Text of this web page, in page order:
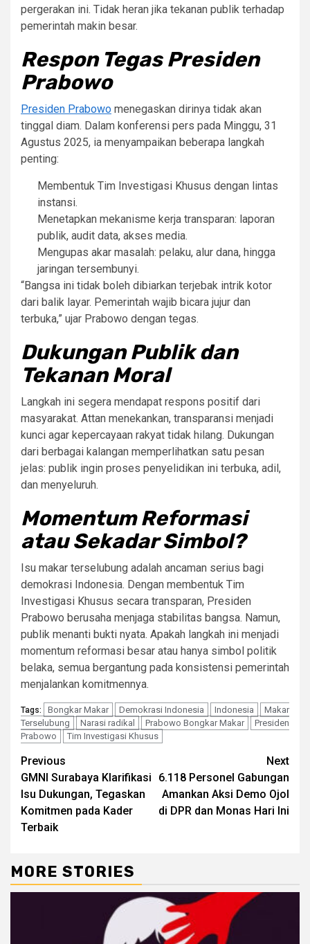
pergerakan ini. Tidak heran jika tekanan publik terhadap
pemerintah makin besar.
Respon Tegas Presiden
Prabowo
Presiden Prabowo menegaskan dirinya tidak akan
tinggal diam. Dalam konferensi pers pada Minggu, 31
Agustus 2025, ia menyampaikan beberapa langkah
penting:
Membentuk Tim Investigasi Khusus dengan lintas
instansi.
Menetapkan mekanisme kerja transparan: laporan
publik, audit data, akses media.
Mengupas akar masalah: pelaku, alur dana, hingga
jaringan tersembunyi.
“Bangsa ini tidak boleh dibiarkan terjebak intrik kotor
dari balik layar. Pemerintah wajib bicara jujur dan
terbuka,” ujar Prabowo dengan tegas.
Dukungan Publik dan
Tekanan Moral
Langkah ini segera mendapat respons positif dari
masyarakat. Attan menekankan, transparansi menjadi
kunci agar kepercayaan rakyat tidak hilang. Dukungan
dari berbagai kalangan memperlihatkan satu pesan
jelas: publik ingin proses penyelidikan ini terbuka, adil,
dan menyeluruh.
Momentum Reformasi
atau Sekadar Simbol?
Isu makar terselubung adalah ancaman serius bagi
demokrasi Indonesia. Dengan membentuk Tim
Investigasi Khusus secara transparan, Presiden
Prabowo berusaha menjaga stabilitas bangsa. Namun,
publik menanti bukti nyata. Apakah langkah ini menjadi
momentum reformasi besar atau hanya simbol politik
belaka, semua bergantung pada konsistensi pemerintah
menjalankan komitmennya.
Tags: Bongkar Makar Demokrasi Indonesia Indonesia
Makar
Terselubung
Narasi radikal Prabowo Bongkar Makar
Presiden
Prabowo
Tim Investigasi Khusus
Continue
Reading
Previous
GMNI Surabaya Klarifikasi
Isu Dukungan, Tegaskan
Komitmen pada Kader
Terbaik
Next
6.118 Personel Gabungan
Amankan Aksi Demo Ojol
di DPR dan Monas Hari Ini
MORE STORIES